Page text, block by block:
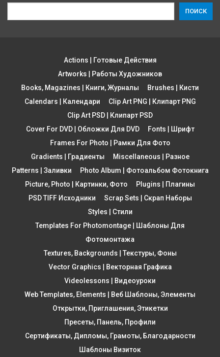
ПОИСК
Actions | Готовые Действия
Artworks | Работы Художников
Books, Magazines | Книги, Журналы
Brushes | Кисти
Calendars | Календари
Clip Art PNG | Клипарт PNG
Clip Art PSD | Клипарт PSD
Cover For DVD | Обложки Для DVD
Fonts | Шрифт
Frames For Photo | Рамки Для Фото
Gradients | Градиенты
Miscellaneous | Разное
Patterns | Заливки
Photo Album | Фотоальбом Фотокнига
Picture, Photo | Картинки, Фото
Plugins | Плагины
PSD TIFF Исходники
Scrap Sets | Скрап Наборы
Styles | Стили
Templates For Photomontage | Шаблоны Для
Фотомонтажа
Textures, Backgrounds | Текстуры, Фоны
Vector Graphics | Векторная Графика
Videolessons | Видеоуроки
Web Templates, Elements | Веб Шаблоны, Элементы
Открытки, Приглашения, Этикетки
Пресеты, Панель, Профили
Сертификаты, Дипломы, Грамоты, Благодарности
Шаблоны Визиток